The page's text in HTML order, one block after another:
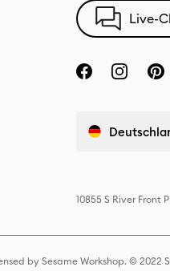
Live-
10855 S River Front
by Sesame Workshop. © 2022